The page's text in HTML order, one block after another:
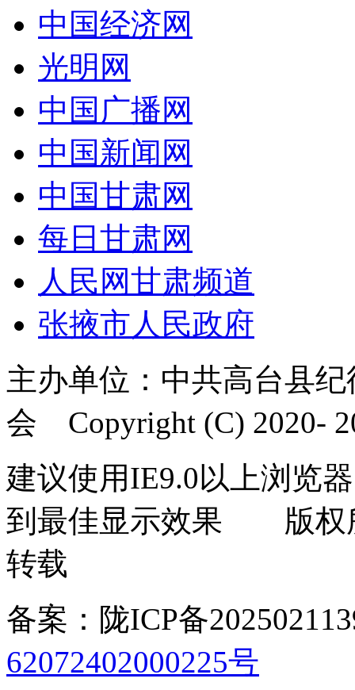
中国经济网
光明网
中国广播网
中国新闻网
中国甘肃网
每日甘肃网
人民网甘肃频道
张掖市人民政府
主办单位：中共高台县
会 Copyright (C) 2020-
建议使用IE9.0以上浏览
到最佳显示效果 版权
转载
备案：陇ICP备
62072402000225号